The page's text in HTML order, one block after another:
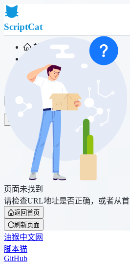
ScriptCat
首页
脚本列表
浏览器扩展
页面未找到
请检查URL地址是否正确，或者从首
返回首页
刷新页面
油猴中文网
脚本猫
GitHub